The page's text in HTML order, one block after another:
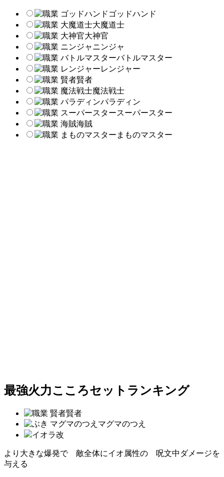
ゴッドハンド
大魔道士
大神官
ニンジャ
バトルマスター
レンジャー
賢者
魔法戦士
パラディン
スーパースター
海賊
まものマスター
最強火力こころセットランキング
賢者
マグマのつえ
イオラ改
より大きな爆発で 敵全体にイオ属性の 呪文中ダメージを
与える